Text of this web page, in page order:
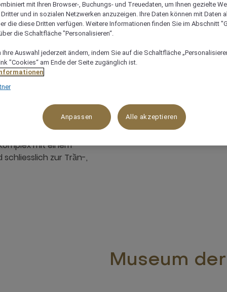
Thang
mit einem
zur Trần-,
Museum
mit Ihren Browser-, Buchungs- und Treuedaten, um Ihnen gezielte
und in sozialen Netzwerken anzuzeigen. Ihre Daten können mit Daten
die diese Dritten verfügen. Weitere Informationen finden Sie im Abschnitt
die Schaltfläche "Personalisieren“.
Ihre Auswahl jederzeit ändern, indem Sie auf die Schaltfläche
"Cookies“ am Ende der Seite zugänglich ist.
Anpassen Alle akzeptieren